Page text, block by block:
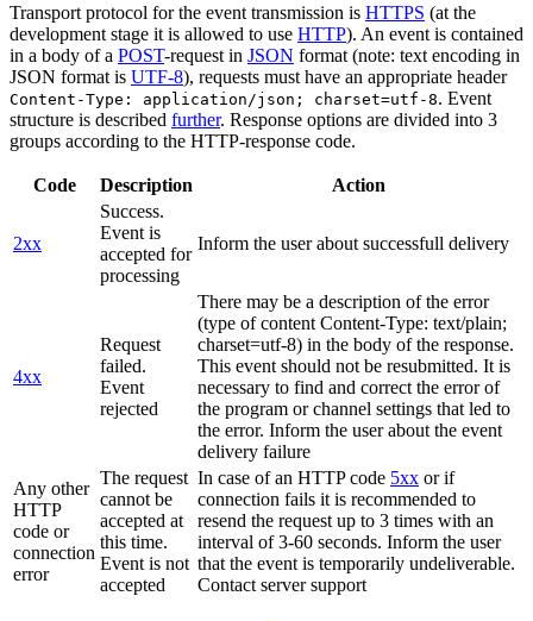
Transport protocol for the event transmission is HTTPS (at the
development stage it is allowed to use HTTP). An event is contained
in a body of a POST-request in JSON format (note: text encoding in
JSON format is UTF-8), requests must have an appropriate header
Content-Type: application/json; charset=utf-8. Event
structure is described further. Response options are divided into 3
groups according to the HTTP-response code.
Code Description Action
2xx
Success.
Event is
accepted for
processing
Inform the user about successfull delivery
4xx
Request
failed.
Event
rejected
There may be a description of the error
(type of content Content-Type: text/plain;
charset=utf-8) in the body of the response.
This event should not be resubmitted. It is
necessary to find and correct the error of
the program or channel settings that led to
the error. Inform the user about the event
delivery failure
Any other
HTTP
code or
connection
error
The request
cannot be
accepted at
this time.
Event is not
accepted
In case of an HTTP code 5xx or if
connection fails it is recommended to
resend the request up to 3 times with an
interval of 3-60 seconds. Inform the user
that the event is temporarily undeliverable.
Contact server support